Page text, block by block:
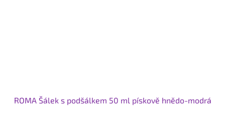
ROMA Šálek s podšálkem 50 ml pískově hnědo-modrá